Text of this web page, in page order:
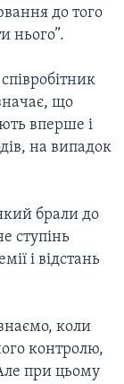
до того
нього”.
що
вперше і
на випадок
брали до
ступінь
і відстань
коли
контролю,
при цьому